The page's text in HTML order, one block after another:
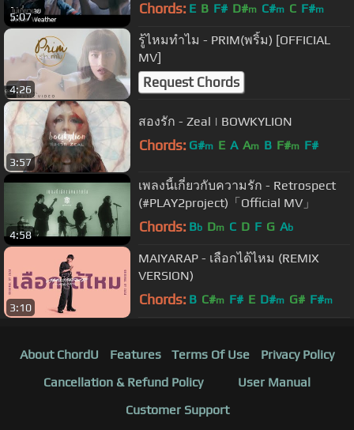
5:07 Chords: E B F# D#m C#m C F#m
4:26
รู้ไหมทำไม - PRIM(พริ้ม) [OFFICIAL
MV]
Request Chords
3:57
สองรัก - Zeal | BOWKYLION
Chords: G#m E A Am B F#m F#
4:58
เพลงนี้เกี่ยวกับความรัก - Retrospect
(#PLAY2project)「Official MV」
Chords: Bb Dm C D F G Ab
3:10
MAIYARAP - เลือกได้ไหม (REMIX
VERSION)
Chords: B C#m F# E D#m G# F#m
About ChordU Features Terms Of Use
Privacy Policy
Cancellation & Refund Policy
User Manual
Customer Support